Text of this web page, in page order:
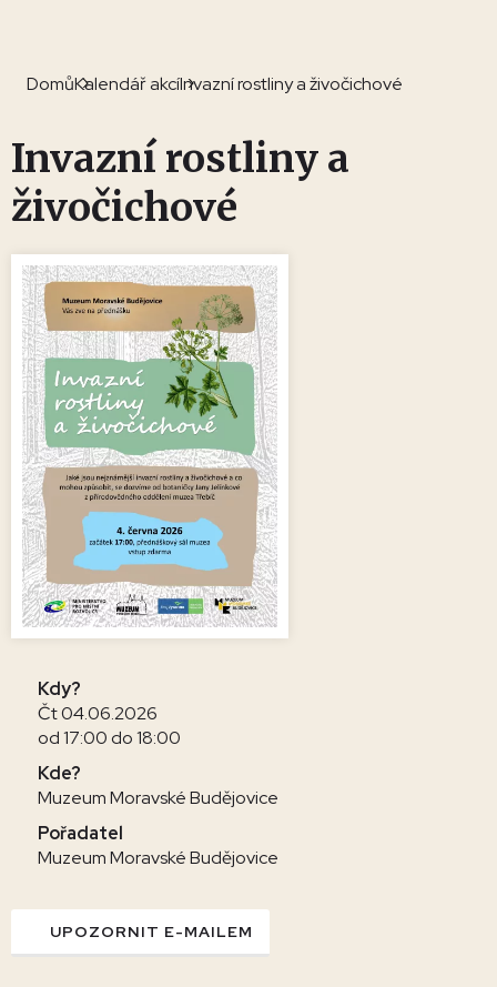
DomůKalendář akcíInvazní rostliny a živočichové
Invazní rostliny a
živočichové
Kdy?
Čt 04.06.2026
od 17:00 do 18:00
Kde?
Muzeum Moravské Budějovice
Pořadatel
Muzeum Moravské Budějovice
UPOZORNIT E-MAILEM